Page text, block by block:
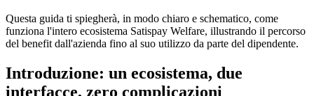
Questa guida ti spiegherà, in modo chiaro e schematico, come
funziona l'intero ecosistema Satispay Welfare, illustrando il percorso
del benefit dall'azienda fino al suo utilizzo da parte del dipendente.
Introduzione: un ecosistema, due
interfacce, zero complicazioni